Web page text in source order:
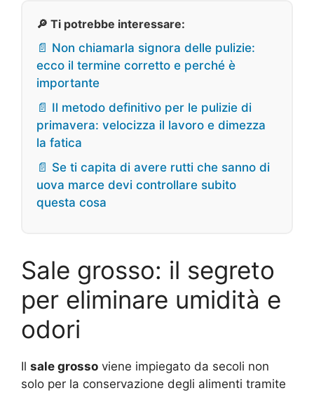
🔎 Ti potrebbe interessare:
📄 Non chiamarla signora delle pulizie:
ecco il termine corretto e perché è
importante
📄 Il metodo definitivo per le pulizie di
primavera: velocizza il lavoro e dimezza
la fatica
📄 Se ti capita di avere rutti che sanno di
uova marce devi controllare subito
questa cosa
Sale grosso: il segreto
per eliminare umidità e
odori
Il sale grosso viene impiegato da secoli non
solo per la conservazione degli alimenti tramite